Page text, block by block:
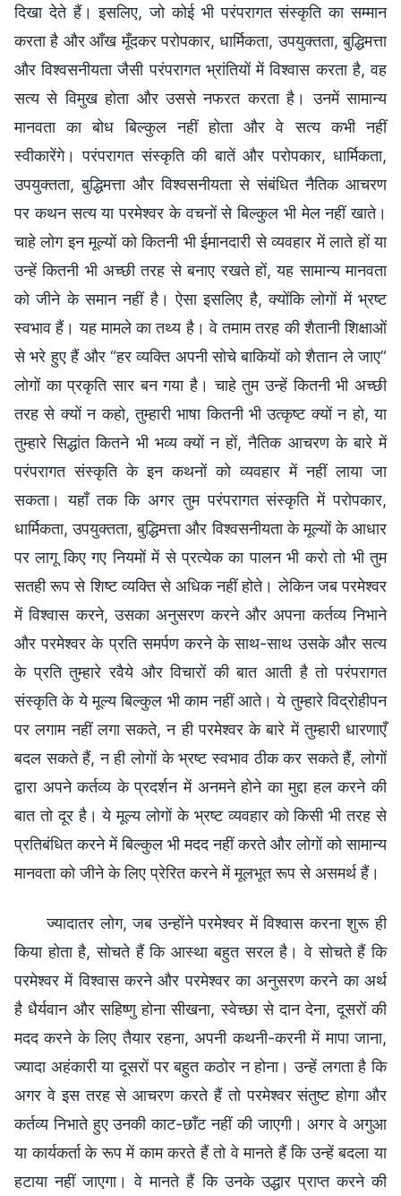
दिखा देते हैं। इसलिए, जो कोई भी परंपरागत संस्कृति का सम्मान
करता है और आँख मूँदकर परोपकार, धार्मिकता, उपयुक्तता, बुद्धिमत्ता
और विश्वसनीयता जैसी परंपरागत भ्रांतियों में विश्वास करता है, वह
सत्य से विमुख होता और उससे नफरत करता है। उनमें सामान्य
मानवता का बोध बिल्कुल नहीं होता और वे सत्य कभी नहीं
स्वीकारेंगे। परंपरागत संस्कृति की बातें और परोपकार, धार्मिकता,
उपयुक्तता, बुद्धिमत्ता और विश्वसनीयता से संबंधित नैतिक आचरण
पर कथन सत्य या परमेश्वर के वचनों से बिल्कुल भी मेल नहीं खाते।
चाहे लोग इन मूल्यों को कितनी भी ईमानदारी से व्यवहार में लाते हों या
उन्हें कितनी भी अच्छी तरह से बनाए रखते हों, यह सामान्य मानवता
को जीने के समान नहीं है। ऐसा इसलिए है, क्योंकि लोगों में भ्रष्ट
स्वभाव हैं। यह मामले का तथ्य है। वे तमाम तरह की शैतानी शिक्षाओं
से भरे हुए हैं और “हर व्यक्ति अपनी सोचे बाकियों को शैतान ले जाए”
लोगों का प्रकृति सार बन गया है। चाहे तुम उन्हें कितनी भी अच्छी
तरह से क्यों न कहो, तुम्हारी भाषा कितनी भी उत्कृष्ट क्यों न हो, या
तुम्हारे सिद्धांत कितने भी भव्य क्यों न हों, नैतिक आचरण के बारे में
परंपरागत संस्कृति के इन कथनों को व्यवहार में नहीं लाया जा
सकता। यहाँ तक कि अगर तुम परंपरागत संस्कृति में परोपकार,
धार्मिकता, उपयुक्तता, बुद्धिमत्ता और विश्वसनीयता के मूल्यों के आधार
पर लागू किए गए नियमों में से प्रत्येक का पालन भी करो तो भी तुम
सतही रूप से शिष्ट व्यक्ति से अधिक नहीं होते। लेकिन जब परमेश्वर
में विश्वास करने, उसका अनुसरण करने और अपना कर्तव्य निभाने
और परमेश्वर के प्रति समर्पण करने के साथ-साथ उसके और सत्य
के प्रति तुम्हारे रवैये और विचारों की बात आती है तो परंपरागत
संस्कृति के ये मूल्य बिल्कुल भी काम नहीं आते। ये तुम्हारे विद्रोहीपन
पर लगाम नहीं लगा सकते, न ही परमेश्वर के बारे में तुम्हारी धारणाएँ
बदल सकते हैं, न ही लोगों के भ्रष्ट स्वभाव ठीक कर सकते हैं, लोगों
द्वारा अपने कर्तव्य के प्रदर्शन में अनमने होने का मुद्दा हल करने की
बात तो दूर है। ये मूल्य लोगों के भ्रष्ट व्यवहार को किसी भी तरह से
प्रतिबंधित करने में बिल्कुल भी मदद नहीं करते और लोगों को सामान्य
मानवता को जीने के लिए प्रेरित करने में मूलभूत रूप से असमर्थ हैं।
ज्यादातर लोग, जब उन्होंने परमेश्वर में विश्वास करना शुरू ही
किया होता है, सोचते हैं कि आस्था बहुत सरल है। वे सोचते हैं कि
परमेश्वर में विश्वास करने और परमेश्वर का अनुसरण करने का अर्थ
है धैर्यवान और सहिष्णु होना सीखना, स्वेच्छा से दान देना, दूसरों की
मदद करने के लिए तैयार रहना, अपनी कथनी-करनी में मापा जाना,
ज्यादा अहंकारी या दूसरों पर बहुत कठोर न होना। उन्हें लगता है कि
अगर वे इस तरह से आचरण करते हैं तो परमेश्वर संतुष्ट होगा और
कर्तव्य निभाते हुए उनकी काट-छाँट नहीं की जाएगी। अगर वे अगुआ
या कार्यकर्ता के रूप में काम करते हैं तो वे मानते हैं कि उन्हें बदला या
हटाया नहीं जाएगा। वे मानते हैं कि उनके उद्धार प्राप्त करने की